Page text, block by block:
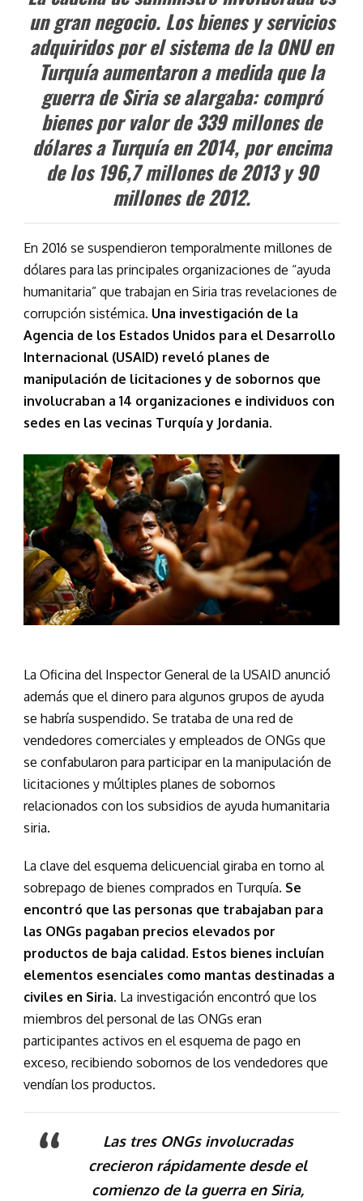
un gran negocio. Los bienes y servicios
adquiridos por el sistema de la ONU en
Turquía aumentaron a medida que la
guerra de Siria se alargaba: compró
bienes por valor de 339 millones de
dólares a Turquía en 2014, por encima
de los 196,7 millones de 2013 y 90
millones de 2012.
En 2016 se suspendieron temporalmente millones de
dólares para las principales organizaciones de “ayuda
humanitaria” que trabajan en Siria tras revelaciones de
corrupción sistémica. Una investigación de la
Agencia de los Estados Unidos para el Desarrollo
Internacional (USAID) reveló planes de
manipulación de licitaciones y de sobornos que
involucraban a 14 organizaciones e individuos con
sedes en las vecinas Turquía y Jordania.
La Oficina del Inspector General de la USAID anunció
además que el dinero para algunos grupos de ayuda
se habría suspendido. Se trataba de una red de
vendedores comerciales y empleados de ONGs que
se confabularon para participar en la manipulación de
licitaciones y múltiples planes de sobornos
relacionados con los subsidios de ayuda humanitaria
siria.
La clave del esquema delicuencial giraba en torno al
sobrepago de bienes comprados en Turquía. Se
encontró que las personas que trabajaban para
las ONGs pagaban precios elevados por
productos de baja calidad. Estos bienes incluían
elementos esenciales como mantas destinadas a
civiles en Siria. La investigación encontró que los
miembros del personal de las ONGs eran
participantes activos en el esquema de pago en
exceso, recibiendo sobornos de los vendedores que
vendían los productos.
Las tres ONGs involucradas
crecieron rápidamente desde el
comienzo de la guerra en Siria,